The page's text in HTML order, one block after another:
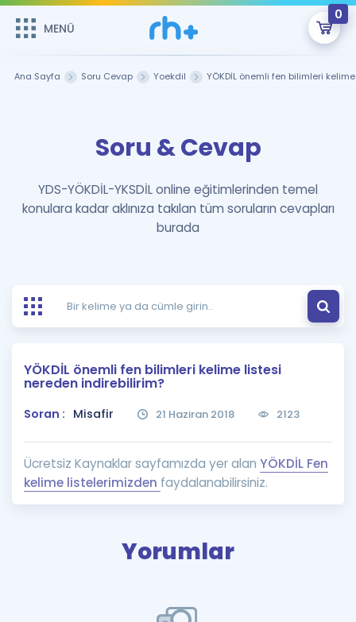
MENÜ
0
Şifremi Hatırlamıyorum
GİRİŞ YAP
Remzi Hoca ile seni sınava hazırlayacak onlarca eğitim seni
bekliyor!
MENÜ
Çalışma Paketleri
Kitaplar ve Kaynaklar
Ücretsiz Kaynaklar
Puan Hesaplama
Rehberlik Aracı
ÖSYM Sınav Takvimi
Kampanyalar
İngilizce Gramer
Blog
İngilizce Gramer
Hakkımızda
Ana Sayfa Soru Cevap Yoekdil YÖKDİL önemli fen bilimleri
Soru & Cevap
YDS-YÖKDİL-YKSDİL online eğitimlerinden temel
konulara kadar aklınıza takılan tüm soruların cevapları
burada
YÖKDİL önemli fen bilimleri kelime listesi
nereden indirebilirim?
Soran : Misafir 21 Haziran 2018 2123
Ücretsiz Kaynaklar sayfamızda yer alan YÖKDİL Fen
kelime listelerimizden faydalanabilirsiniz.
Yorumlar